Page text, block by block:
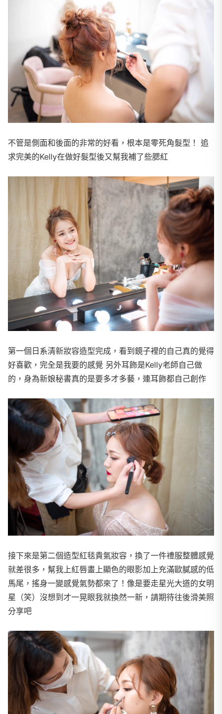
不管是側面和後面的非常的好看，根本是零死角髮型！ 追
求完美的Kelly在做好髮型後又幫我補了些腮紅
第一個日系清新妝容造型完成，看到鏡子裡的自己真的覺得
好喜歡，完全是我要的感覺 另外耳飾是Kelly老師自己做
的，身為新娘秘書真的是要多才多藝，連耳飾都自己創作
接下來是第二個造型紅毯貴氣妝容，換了一件禮服整體感覺
就差很多，幫我上紅唇畫上顯色的眼影加上充滿歐膩感的低
馬尾，搖身一變感覺氣勢都來了！像是要走星光大道的女明
星（笑）沒想到才一晃眼我就換然一新，請期待往後滑美照
分享吧